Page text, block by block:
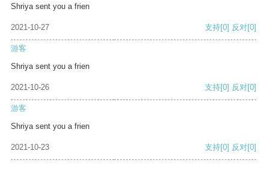
Shriya sent you a frien
2021-10-27 支持[0] 反对[0]
游客
Shriya sent you a frien
2021-10-26 支持[0] 反对[0]
游客
Shriya sent you a frien
2021-10-23 支持[0] 反对[0]